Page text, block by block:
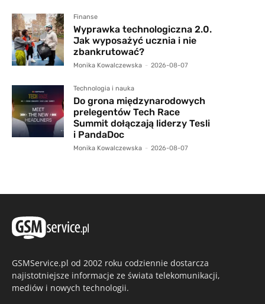
Finanse
Wyprawka technologiczna 2.0.
Jak wyposażyć ucznia i nie
zbankrutować?
Monika Kowalczewska - 2026-08-07
Technologia i nauka
Do grona międzynarodowych
prelegentów Tech Race
Summit dołączają liderzy Tesli
i PandaDoc
Monika Kowalczewska - 2026-08-07
GSMService.pl od 2002 roku codziennie dostarcza
najistotniejsze informacje ze świata telekomunikacji,
mediów i nowych technologii.